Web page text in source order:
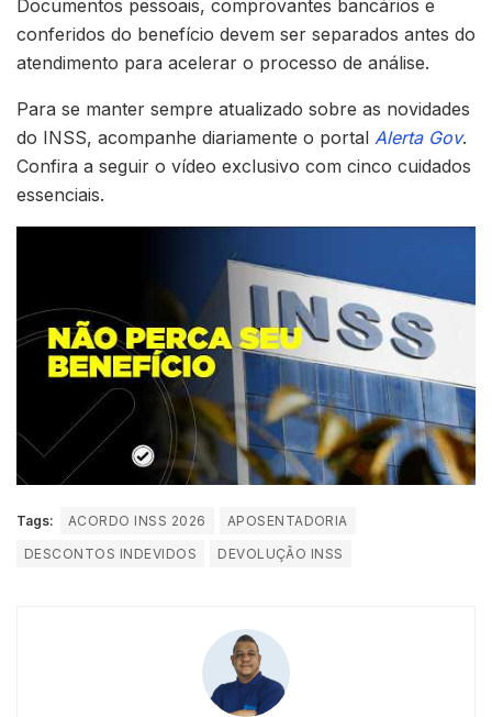
Documentos pessoais, comprovantes bancários e
conferidos do benefício devem ser separados antes do
atendimento para acelerar o processo de análise.
Para se manter sempre atualizado sobre as novidades
do INSS, acompanhe diariamente o portal Alerta Gov.
Confira a seguir o vídeo exclusivo com cinco cuidados
essenciais.
Tags: ACORDO INSS 2026
APOSENTADORIA
DESCONTOS INDEVIDOS
DEVOLUÇÃO INSS